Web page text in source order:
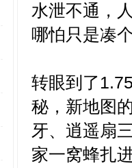
水泄不通，
哪怕只是凑
转眼到了
秘，新地图
牙、逍遥扇
家一窝蜂扎